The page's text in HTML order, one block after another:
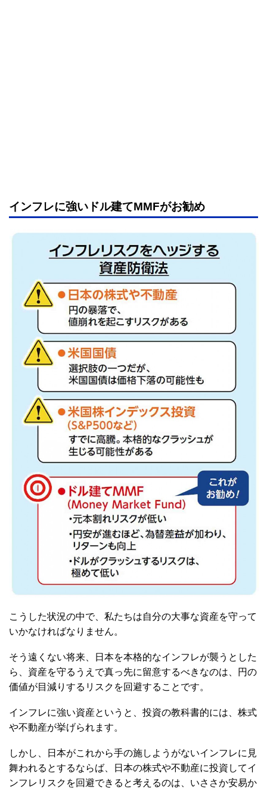
インフレに強いドル建てMMFがお勧め
こうした状況の中で、私たちは自分の大事な資産を守って
いかなければなりません。
そう遠くない将来、日本を本格的なインフレが襲うとした
ら、資産を守るうえで真っ先に留意するべきなのは、円の
価値が目減りするリスクを回避することです。
インフレに強い資産というと、投資の教科書的には、株式
や不動産が挙げられます。
しかし、日本がこれから手の施しようがないインフレに見
舞われるとするならば、日本の株式や不動産に投資してイ
ンフレリスクを回避できると考えるのは、いささか安易か